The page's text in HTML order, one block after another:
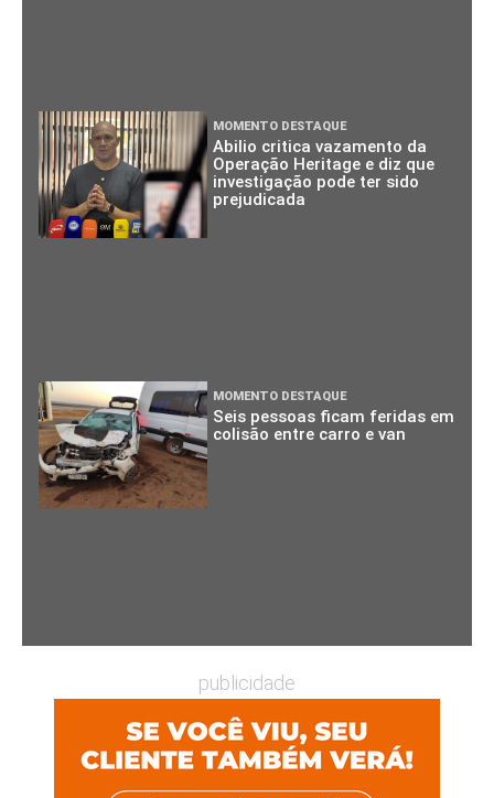
MOMENTO DESTAQUE
Abilio critica vazamento da
Operação Heritage e diz que
investigação pode ter sido
prejudicada
MOMENTO DESTAQUE
Seis pessoas ficam feridas em
colisão entre carro e van
publicidade